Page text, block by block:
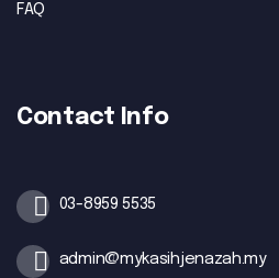
FAQ
Contact Info
03-8959 5535
admin@mykasihjenazah.my